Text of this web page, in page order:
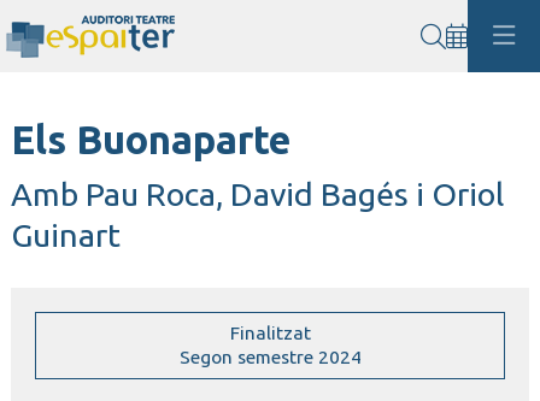
Els Buonaparte
Amb Pau Roca, David Bagés i Oriol
Guinart
Finalitzat
Segon semestre 2024